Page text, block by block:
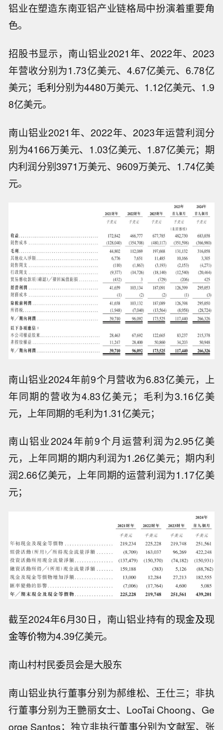
铝业在塑造东南亚铝产业链格局中扮演着重要角
色。
招股书显示，南山铝业2021年、2022年、2023
年营收分别为1.73亿美元、4.67亿美元、6.78亿
美元； 毛利分别为4480万美元、1.12亿美元、1.9
8亿美元。
南山铝业2021年、2022年、2023年运营利润分
别为4166万美元、1.03亿美元、1.87亿美元；期
内利润分别3971万美元、9609万美元、1.74亿美
元。
南山铝业2024年前9个月营收为6.83亿美元，上
年同期的营收为4.83亿美元；毛利为3.16亿美
元，上年同期的毛利为1.31亿美元；
南山铝业2024年前9个月运营利润为2.95亿美
元，上年同期的期内利润为1.26亿美元；期内利
润2.66亿美元，上年同期的运营利润为1.17亿美
元；
截至2024年6月30日，南山铝业持有的现金及现
金等价物为4.39亿美元。
南山村村民委员会是大股东
南山铝业执行董事分别为郝维松、王仕三；非执
行董事分别为王艷丽女士、LooTai Choong、Ge
orge Santos；独立非执行董事分别为文献军、张